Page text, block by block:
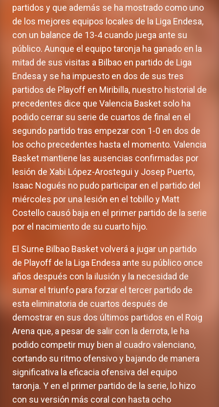
partidos y que además se ha mostrado como uno
de los mejores equipos locales de la Liga Endesa,
con un balance de 13-4 cuando juega ante su
público. Aunque el equipo taronja ha ganado en la
mitad de sus visitas a Bilbao en partido de Liga
Endesa y se ha impuesto en dos de sus tres
partidos de Playoff en Miribilla, nuestro historial de
precedentes dice que Valencia Basket solo ha
podido cerrar su serie de cuartos de final en el
segundo partido tras empezar con 1-0 en dos de
los ocho precedentes hasta el momento. Valencia
Basket mantiene las ausencias confirmadas por
lesión de Xabi López-Arostegui y Josep Puerto,
Isaac Nogués no pudo participar en el partido del
miércoles por una lesión en el tobillo y Matt
Costello causó baja en el primer partido de la serie
por el nacimiento de su cuarto hijo.
El Surne Bilbao Basket volverá a jugar un partido
de Playoff de la Liga Endesa ante su público once
años después con la ilusión y la necesidad de
sumar el triunfo para forzar el tercer partido de
esta eliminatoria de cuartos después de
demostrar en sus dos últimos partidos en el Roig
Arena que, a pesar de salir con la derrota, le ha
podido competir muy bien al cuadro valenciano,
cortando su ritmo ofensivo y bajando de manera
significativa la eficacia ofensiva del equipo
taronja. Y en el primer partido de la serie, lo hizo
con su versión más coral con hasta ocho